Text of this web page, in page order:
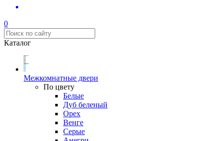
0
Каталог
Межкомнатные двери
По цвету
Белые
Дуб беленый
Орех
Венге
Серые